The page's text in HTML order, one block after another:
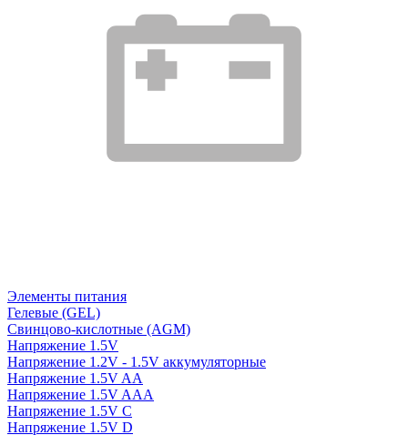
Элементы питания
Гелевые (GEL)
Свинцово-кислотные (AGM)
Напряжение 1.5V
Напряжение 1.2V - 1.5V аккумуляторные
Напряжение 1.5V AA
Напряжение 1.5V AAA
Напряжение 1.5V C
Напряжение 1.5V D